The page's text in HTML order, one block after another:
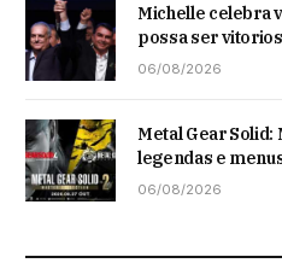
Michelle celebra
possa ser
06/08/2026
Metal Gear Solid:
legendas e
06/08/2026